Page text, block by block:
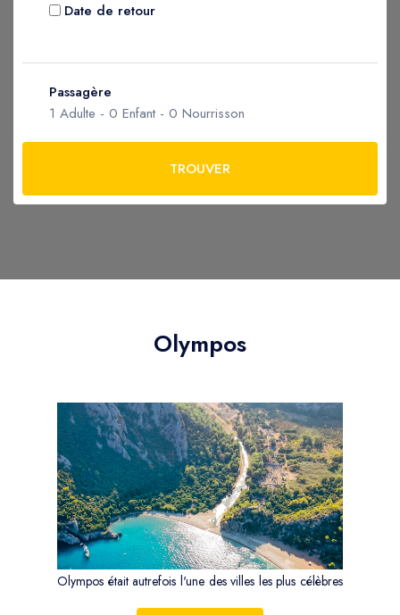
Date de retour
Passagère
1 Adulte - 0 Enfant - 0 Nourrisson
TROUVER
Olympos
Olympos était autrefois l'une des villes les plus célèbres
de la Ligue lycienne (une fédération de villes lyciennes